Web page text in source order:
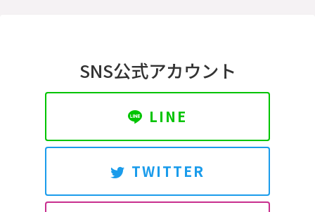
SNS公式アカウント
LINE
TWITTER